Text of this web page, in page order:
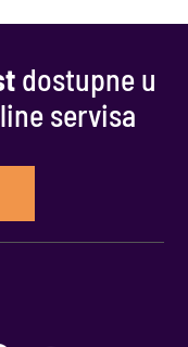
dostupne u
servisa